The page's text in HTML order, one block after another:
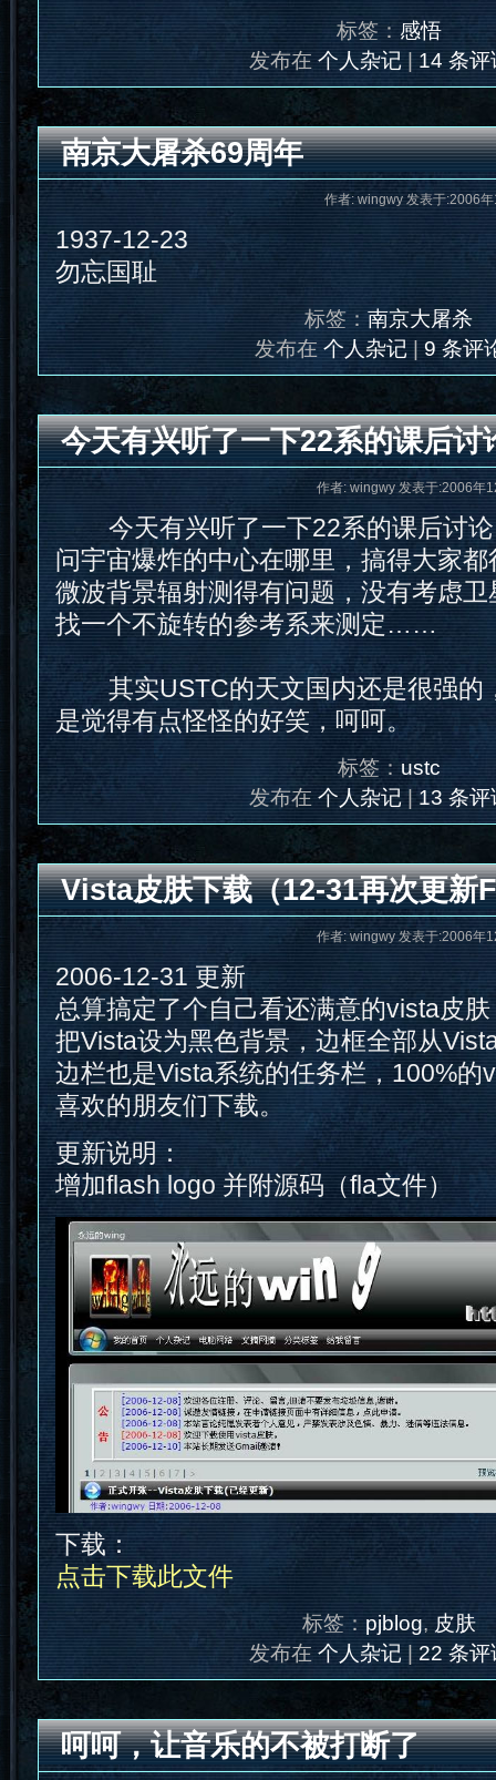
标签： 感悟
发布在 个人杂记| 14 条评
南京大屠杀69周年
作者: wingwy 发表于:2006
1937-12-23
勿忘国耻
标签：南京大屠杀
发布在 个人杂记 | 9 条评
今天有兴听了一下22系的课后讨
作者: wingwy 发表于:2006年
今天有兴听了一下22系的课后讨论
问宇宙爆炸的中心在哪里，搞得大家
微波背景辐射测得有问题，没有考虑
找一个不旋转的参考系来测定……
其实USTC的天文国内还是很强的
是觉得有点怪怪的好笑，呵呵。
标签：ustc
发布在 个人杂记|13 条评
Vista皮肤下载（12-31再次更
作者: wingwy 发表于:2006年
2006-12-31 更新
总算搞定了个自己看还满意的vista皮
把Vista设为黑色背景，边框全部从
边栏也是Vista系统的任务栏，100%的
喜欢的朋友们下载。
更新说明：
增加flash logo 并附源码（fla文件）
下载：
点击下载此文件
标签： pjblog,皮肤
发布在 个人杂记 | 22 条评
呵呵，让音乐的不被打断了